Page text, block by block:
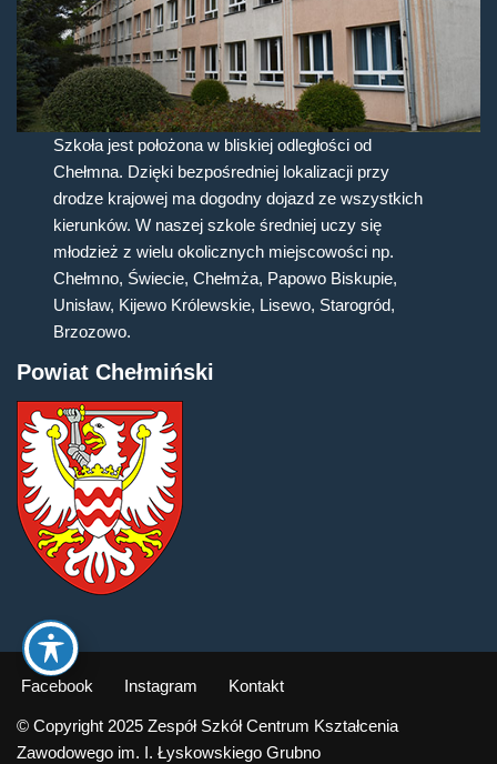
Szkoła jest położona w bliskiej odległości od
Chełmna. Dzięki bezpośredniej lokalizacji przy
drodze krajowej ma dogodny dojazd ze wszystkich
kierunków. W naszej szkole średniej uczy się
młodzież z wielu okolicznych miejscowości np.
Chełmno, Świecie, Chełmża, Papowo Biskupie,
Unisław, Kijewo Królewskie, Lisewo, Starogród,
Brzozowo.
Powiat Chełmiński
Facebook Instagram Kontakt
© Copyright 2025 Zespół Szkół Centrum Kształcenia
Zawodowego im. I. Łyskowskiego Grubno